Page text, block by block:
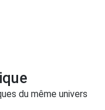
du même univers